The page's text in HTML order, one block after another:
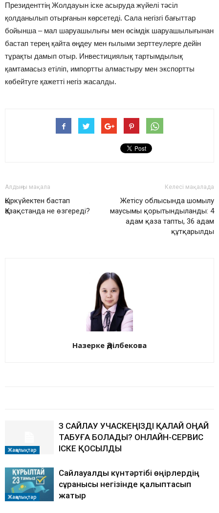
Президенттің Жолдауын іске асыруда жүйелі тәсіл
қолданылып отырғанын көрсетеді. Сала негізгі бағыттар
бойынша – мал шаруашылығы мен өсімдік шаруашылығынан
бастап терең қайта өңдеу мен ғылыми зерттеулерге дейін
тұрақты дамып отыр. Инвестициялық тартымдылық
қамтамасыз етіліп, импортты алмастыру мен экспортты
көбейтуге қажетті негіз жасалды.
Алдыңғы мақала
Қыркүйектен бастап
Қазақстанда не өзгереді?
Келесі мақалада
Жетісу облысында шомылу
маусымы қорытындыланды: 4
адам қаза тапты, 36 адам
құтқарылды
Назерке Әділбекова
Жаңалықтар
ӨЗ САЙЛАУ УЧАСКЕҢІЗДІ ҚАЛАЙ ОҢАЙ
ТАБУҒА БОЛАДЫ? ОНЛАЙН-СЕРВИС
ІСКЕ ҚОСЫЛДЫ
Жаңалықтар
Сайлауалды күнтәртібі өңірлердің
сұранысы негізінде қалыптасып
жатыр